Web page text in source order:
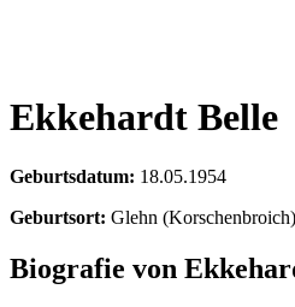
Ekkehardt Belle
Geburtsdatum: 18.05.1954
Geburtsort: Glehn (Korschenbroich)
Biografie von